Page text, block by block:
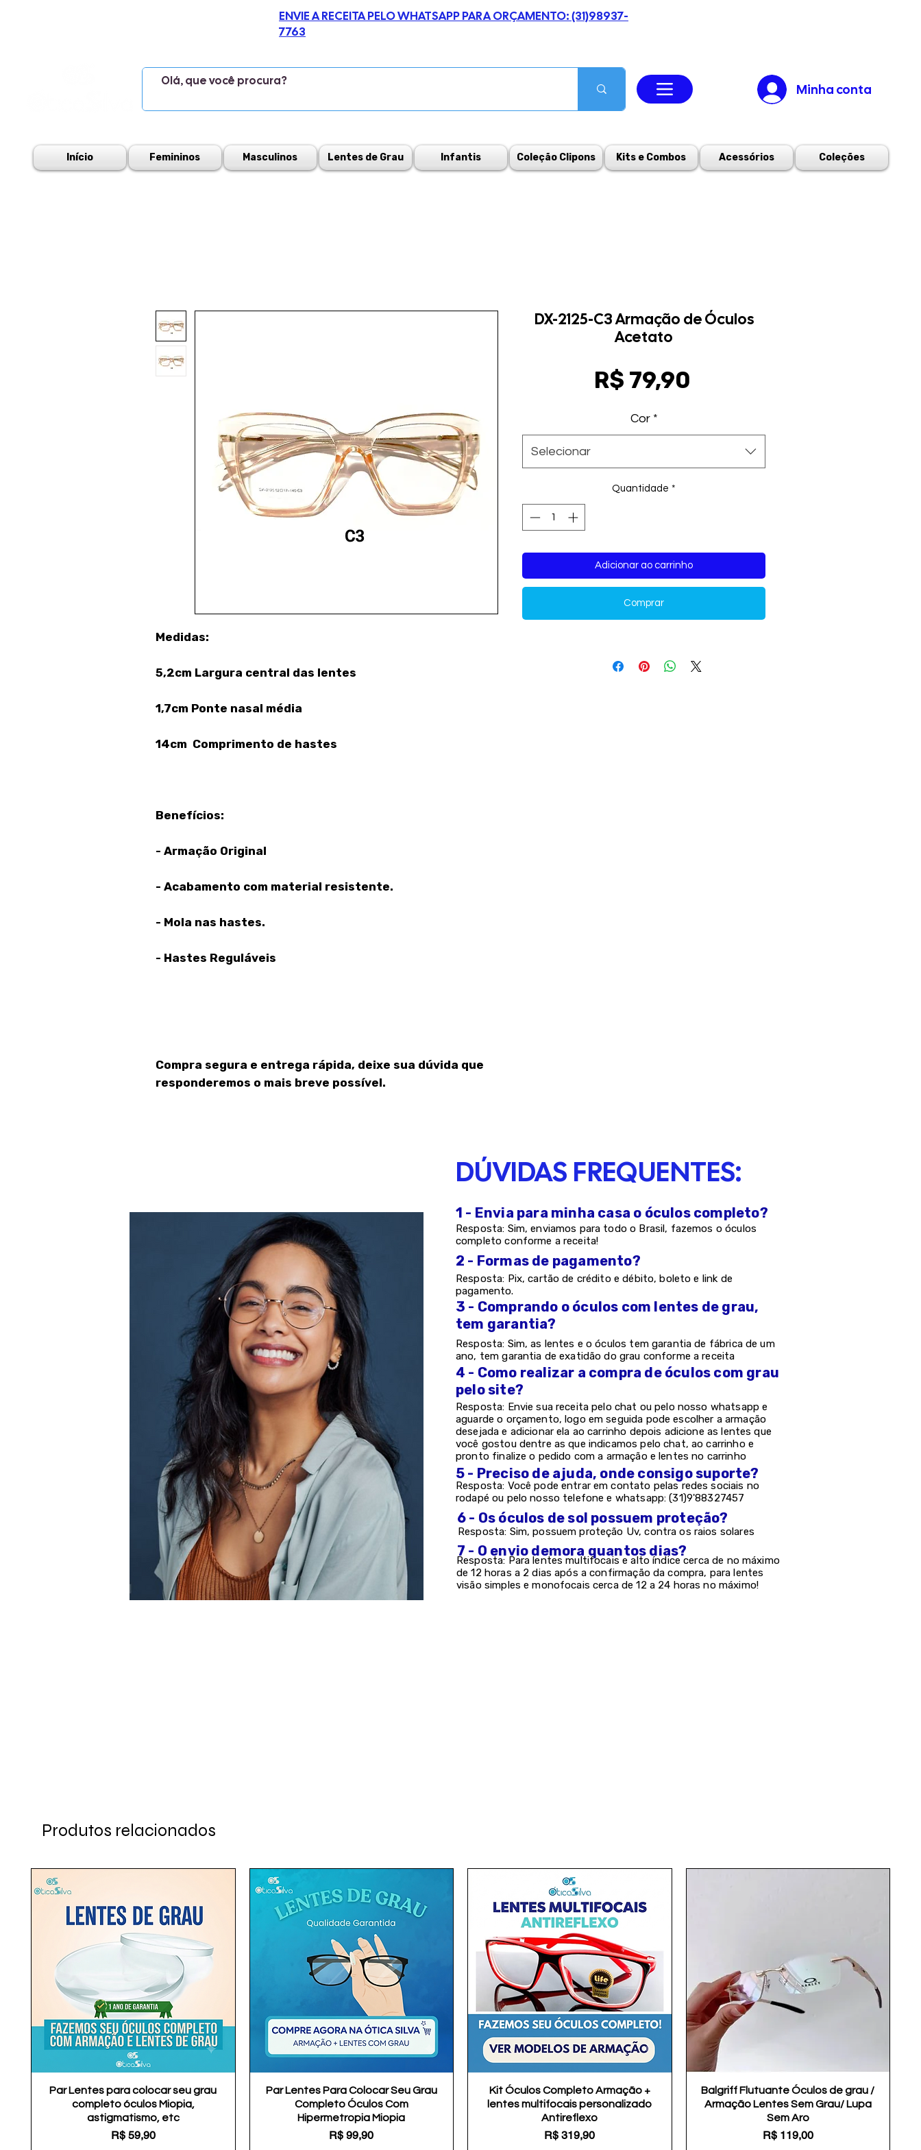
ENVIE A RECEITA PELO WHATSAPP PARA ORÇAMENTO: (31)98937-
7763
Minha conta
Início Femininos Masculinos Lentes de Grau Infantis Coleção Clipons Kits e Combos Acessórios Coleções
Medidas:
5,2cm Largura central das lentes
1,7cm Ponte nasal média
14cm Comprimento de hastes
Benefícios:
- Armação Original
- Acabamento com material resistente.
- Mola nas hastes.
- Hastes Reguláveis
Compra segura e entrega rápida, deixe sua dúvida que
responderemos o mais breve possível.
DX-2125-C3 Armação de Óculos
Acetato
R$ 79,90
Cor *
Selecionar
Quantidade *
Adicionar ao carrinho
Comprar
DÚVIDAS FREQUENTES:
1 - Envia para minha casa o óculos completo?
Resposta: Sim, enviamos para todo o Brasil, fazemos o óculos
completo conforme a receita!
2 - Formas de pagamento?
Resposta: Pix, cartão de crédito e débito, boleto e link de
pagamento.
3 - Comprando o óculos com lentes de grau,
tem garantia?
Resposta: Sim, as lentes e o óculos tem garantia de fábrica de um
ano, tem garantia de exatidão do grau conforme a receita
4 - Como realizar a compra de óculos com grau
pelo site?
Resposta: Envie sua receita pelo chat ou pelo nosso whatsapp e
aguarde o orçamento, logo em seguida pode escolher a armação
desejada e adicionar ela ao carrinho depois adicione as lentes que
você gostou dentre as que indicamos pelo chat, ao carrinho e
pronto finalize o pedido com a armação e lentes no carrinho
5 - Preciso de ajuda, onde consigo suporte?
Resposta: Você pode entrar em contato pelas redes sociais no
rodapé ou pelo nosso telefone e whatsapp: (31)9'88327457
6 - Os óculos de sol possuem proteção?
Resposta: Sim, possuem proteção Uv, contra os raios solares
7 - O envio demora quantos dias?
Resposta: Para lentes multifocais e alto índice cerca de no máximo
de 12 horas a 2 dias após a confirmação da compra, para lentes
visão simples e monofocais cerca de 12 a 24 horas no máximo!
Produtos relacionados
Visualização rápida
Par Lentes para colocar seu grau
completo óculos Miopia,
astigmatismo, etc
Preço
R$ 59,90
Visualização rápida
Par Lentes Para Colocar Seu Grau
Completo Óculos Com
Hipermetropia Miopia
Preço
R$ 99,90
Visualização rápida
Kit Óculos Completo Armação +
lentes multifocais personalizado
Antireflexo
Preço
R$ 319,90
Visualização rápida
Balgriff Flutuante Óculos de grau /
Armação Lentes Sem Grau/ Lupa
Sem Aro
Preço
R$ 119,00